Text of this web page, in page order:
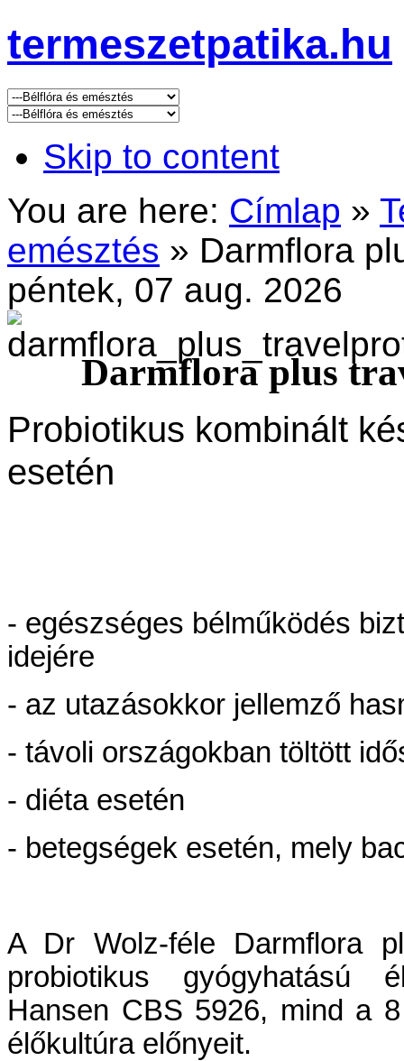
termeszetpatika.hu
Skip to content
You are here: Címlap »
emésztés » Darmflora
péntek, 07 aug. 2026
Darmflora plus
Probiotikus kombinált
esetén
- egészséges bélműködés
idejére
- az utazásokkor jellemző
- távoli országokban töltött
- diéta esetén
- betegségek esetén, mely
A Dr Wolz-féle Darmflora
probiotikus gyógyhatású
Hansen CBS 5926, mind a
élőkultúra előnyeit.